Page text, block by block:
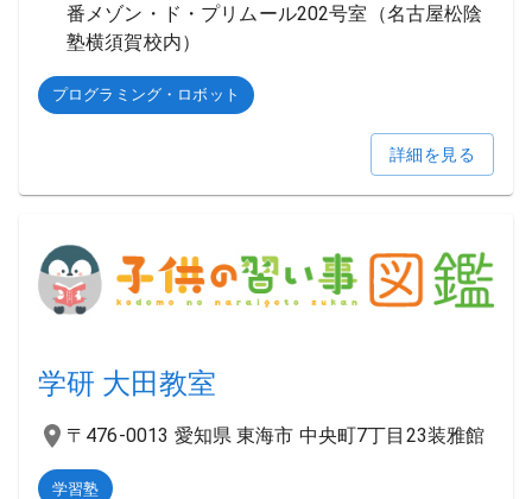
番メゾン・ド・プリムール202号室（名古屋松陰
塾横須賀校内）
プログラミング・ロボット
詳細を見る
学研 大田教室
〒476-0013 愛知県 東海市 中央町7丁目23装雅館
学習塾